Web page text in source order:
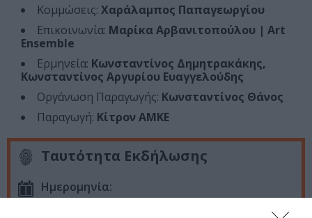
Κομμώσεις: Χαράλαμπος Παπαγεωργίου
Επικοινωνία: Μαρίκα Αρβανιτοπούλου | Art
Ensemble
Ερμηνεία: Κωνσταντίνος Δημητρακάκης,
Κωνσταντίνος Αργυρίου Ευαγγελούδης
Οργάνωση Παραγωγής: Κωνσταντίνος Θάνος
Παραγωγή: Κίτρον ΑΜΚΕ
Ταυτότητα Εκδήλωσης
Ημερομηνία: